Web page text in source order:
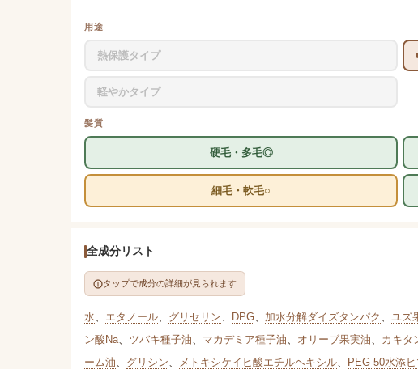
用途
熱保護タイプ
軽やかタイプ
髪質
硬毛・多毛◎
細毛・軟毛○
全成分リスト
タップで成分の詳細が見られます
水、 エタノール、 グリセリン、 DPG、 加水分解ダイズタンパク 、 ユズ
ン酸Na、 ツバキ種子油、 マカデミア種子油、 オリーブ果実油、 カキタ
ーム油、 グリシン、 メトキシケイヒ酸エチルヘキシル、 PEG-50水添